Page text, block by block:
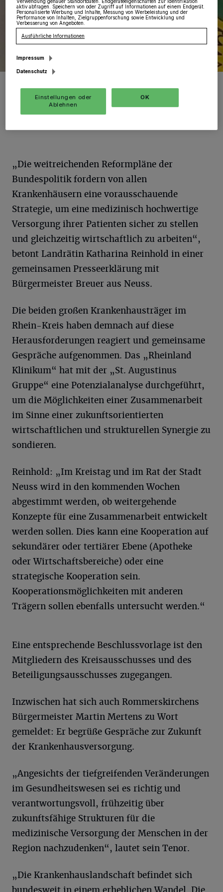
strategischen „Weiterdenken“ auf.
Foto: SMeu.
„Die weitreichenden Reformpläne der
Bundespolitik fordern von allen
Krankenhäusern eine vorausschauende
Strategie, um eine medizinisch hochwertige
Versorgung ihrer Patienten sicher zu stellen
und gleichzeitig wirtschaftlich zu arbeiten“,
betont Landrätin Katharina Reinhold in einer
gemeinsamen Presseerklärung mit
Bürgermeister Breuer aus Neuss.
Die beiden großen Krankenhausträger im
Rhein-Kreis haben demnach auf diese
Herausforderungen reagiert und gemeinsame
Gespräche aufgenommen. Das „Rheinland
Klinikum“ hat mit der „St. Augustinus
Gruppe“ eine Potenzialanalyse durchgeführt,
um die Möglichkeiten einer Zusammenarbeit
im Sinne einer zukunftsorientierten
wirtschaftlichen und strukturellen Synergie zu
sondieren.
Reinhold: „Im Kreistag und im Rat der Stadt
Neuss wird in den kommenden Wochen
abgestimmt werden, ob weitergehende
Konzepte für eine Zusammenarbeit entwickelt
werden sollen. Dies kann eine Kooperation auf
sekundärer oder tertiärer Ebene (Apotheke
oder Wirtschaftsbereiche) oder eine
strategische Kooperation sein.
Kooperationsmöglichkeiten mit anderen
Trägern sollen ebenfalls untersucht werden.“
Eine entsprechende Beschlussvorlage ist den
Mitgliedern des Kreisausschusses und des
Beteiligungsausschusses zugegangen.
Inzwischen hat sich auch Rommerskirchens
Bürgermeister Martin Mertens zu Wort
gemeldet: Er begrüße Gespräche zur Zukunft
der Krankenhausversorgung.
„Angesichts der tiefgreifenden Veränderungen
im Gesundheitswesen sei es richtig und
verantwortungsvoll, frühzeitig über
zukunftsfähige Strukturen für die
medizinische Versorgung der Menschen in der
Region nachzudenken“, lautet sein Tenor.
„Die Krankenhauslandschaft befindet sich
Verwendung genauer Standortdaten. Endgeräteeigenschaften zur Identifikation
aktiv abfragen. Speichern von oder Zugriff auf Informationen auf einem Endgerät.
Personalisierte Werbung und Inhalte, Messung von Werbeleistung und der
Performance von Inhalten, Zielgruppenforschung sowie Entwicklung und
Verbesserung von Angeboten.
Ausführliche Informationen
Impressum
Datenschutz
Einstellungen oder
Ablehnen
OK